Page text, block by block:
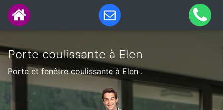
Porte coulissante à Elen
Porte et fenêtre coulissante à Elen .